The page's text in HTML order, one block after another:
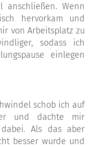
anschließen. Wenn
hervorkam und
von Arbeitsplatz zu
sodass ich
einlegen
schob ich auf
und dachte mir
Als das aber
besser wurde und